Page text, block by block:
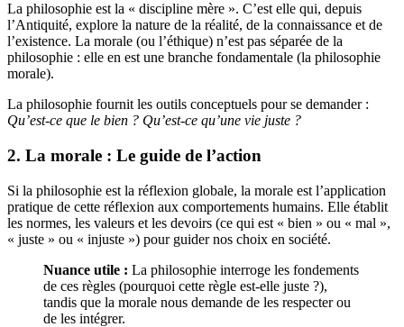
La philosophie est la « discipline mère ». C’est elle qui, depuis
l’Antiquité, explore la nature de la réalité, de la connaissance et de
l’existence. La morale (ou l’éthique) n’est pas séparée de la
philosophie : elle en est une branche fondamentale (la philosophie
morale).
La philosophie fournit les outils conceptuels pour se demander :
Qu’est-ce que le bien ? Qu’est-ce qu’une vie juste ?
2. La morale : Le guide de l’action
Si la philosophie est la réflexion globale, la morale est l’application
pratique de cette réflexion aux comportements humains. Elle établit
les normes, les valeurs et les devoirs (ce qui est « bien » ou « mal »,
« juste » ou « injuste ») pour guider nos choix en société.
Nuance utile : La philosophie interroge les fondements
de ces règles (pourquoi cette règle est-elle juste ?),
tandis que la morale nous demande de les respecter ou
de les intégrer.